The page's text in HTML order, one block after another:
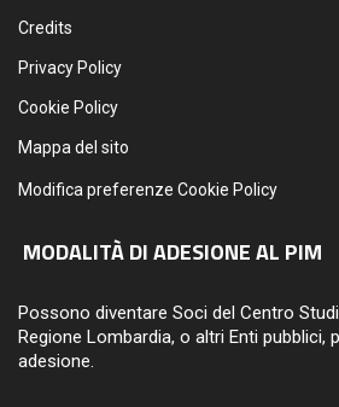
Credits
Privacy Policy
Cookie Policy
Mappa del sito
Modifica preferenze Cookie Policy
MODALITÀ DI ADESIONE AL PIM
Possono diventare Soci del Centro
Regione Lombardia, o altri Enti pubblici,
adesione.